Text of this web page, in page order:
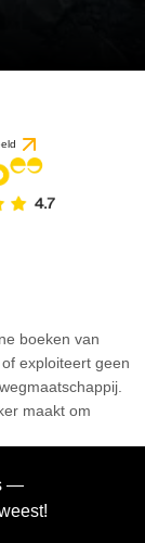
boeken van
exploiteert geen
maakt om
—